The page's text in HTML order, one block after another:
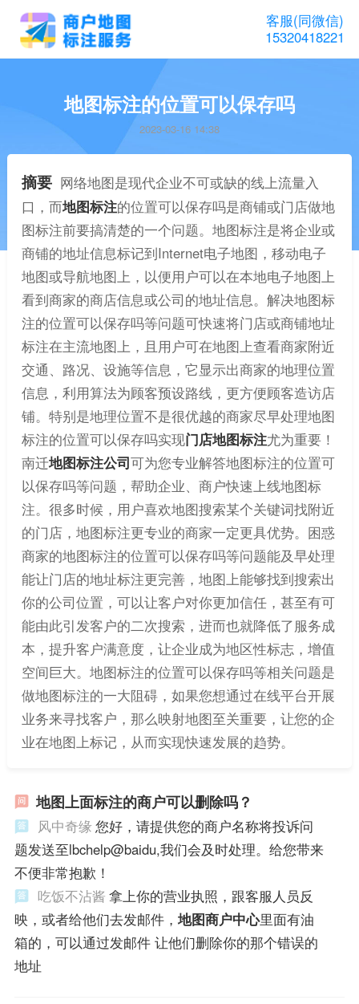
客服(同微信)
15320418221
地图标注的位置可以保存吗
2023-03-16 14:38
摘要 网络地图是现代企业不可或缺的线上流量入
口，而地图标注的位置可以保存吗是商铺或门店做地
图标注前要搞清楚的一个问题。地图标注是将企业或
商铺的地址信息标记到Internet电子地图，移动电子
地图或导航地图上，以便用户可以在本地电子地图上
看到商家的商店信息或公司的地址信息。解决地图标
注的位置可以保存吗等问题可快速将门店或商铺地址
标注在主流地图上，且用户可在地图上查看商家附近
交通、路况、设施等信息，它显示出商家的地理位置
信息，利用算法为顾客预设路线，更方便顾客造访店
铺。特别是地理位置不是很优越的商家尽早处理地图
标注的位置可以保存吗实现门店地图标注尤为重要！
南迁地图标注公司可为您专业解答地图标注的位置可
以保存吗等问题，帮助企业、商户快速上线地图标
注。很多时候，用户喜欢地图搜索某个关键词找附近
的门店，地图标注更专业的商家一定更具优势。困惑
商家的地图标注的位置可以保存吗等问题能及早处理
能让门店的地址标注更完善，地图上能够找到搜索出
你的公司位置，可以让客户对你更加信任，甚至有可
能由此引发客户的二次搜索，进而也就降低了服务成
本，提升客户满意度，让企业成为地区性标志，增值
空间巨大。地图标注的位置可以保存吗等相关问题是
做地图标注的一大阻碍，如果您想通过在线平台开展
业务来寻找客户，那么映射地图至关重要，让您的企
业在地图上标记，从而实现快速发展的趋势。
地图上面标注的商户可以删除吗？
风中奇缘您好，请提供您的商户名称将投诉问
题发送至lbchelp@baidu,我们会及时处理。给您带来
不便非常抱歉！
吃饭不沾酱 拿上你的营业执照，跟客服人员反
映，或者给他们去发邮件， 地图商户中心里面有油
箱的，可以通过发邮件 让他们删除你的那个错误的
地址